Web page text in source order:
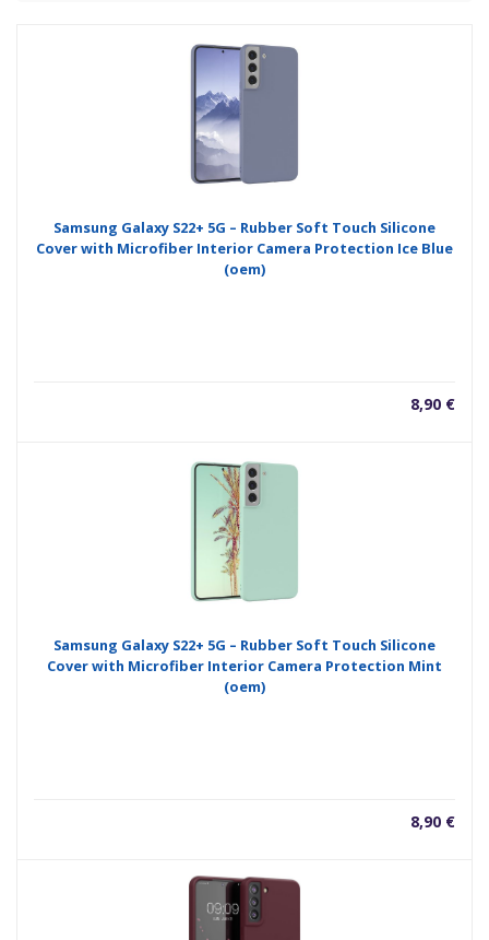
Samsung Galaxy S22+ 5G – Rubber Soft Touch Silicone
Cover with Microfiber Interior Camera Protection Ice Blue
(oem)
8,90 €
Samsung Galaxy S22+ 5G – Rubber Soft Touch Silicone
Cover with Microfiber Interior Camera Protection Mint
(oem)
8,90 €